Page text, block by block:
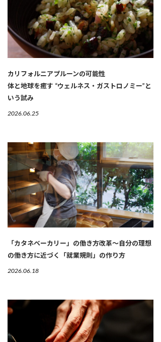
カリフォルニアプルーンの可能性
体と地球を癒す “ウェルネス・ガストロノミー”と
いう試み
2026.06.25
「カタネベーカリー」の働き方改革～自分の理想
の働き方に近づく「就業規則」の作り方
2026.06.18